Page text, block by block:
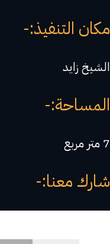
مكان التنفيذ:-
الشيخ زايد
المساحة:-
7 متر مربع
شارك معنا:-